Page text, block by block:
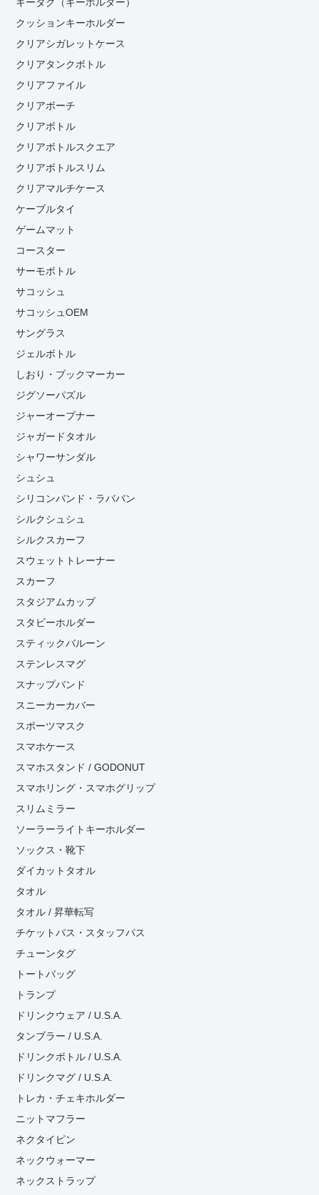
クッションキーホルダー
クリアシガレットケース
クリアタンクボトル
クリアファイル
クリアポーチ
クリアボトル
クリアボトルスクエア
クリアボトルスリム
クリアマルチケース
ケーブルタイ
ゲームマット
コースター
サーモボトル
サコッシュ
サコッシュOEM
サングラス
ジェルボトル
しおり・ブックマーカー
ジグソーパズル
ジャーオープナー
ジャガードタオル
シャワーサンダル
シュシュ
シリコンバンド・ラババン
シルクシュシュ
シルクスカーフ
スウェットトレーナー
スカーフ
スタジアムカップ
スタビーホルダー
スティックバルーン
ステンレスマグ
スナップバンド
スニーカーカバー
スポーツマスク
スマホケース
スマホスタンド / GODONUT
スマホリング・スマホグリップ
スリムミラー
ソーラーライトキーホルダー
ソックス・靴下
ダイカットタオル
タオル
タオル / 昇華転写
チケットパス・スタッフパス
チューンタグ
トートバッグ
トランプ
ドリンクウェア / U.S.A.
タンブラー / U.S.A.
ドリンクボトル / U.S.A.
ドリンクマグ / U.S.A.
トレカ・チェキホルダー
ニットマフラー
ネクタイピン
ネックウォーマー
ネックストラップ